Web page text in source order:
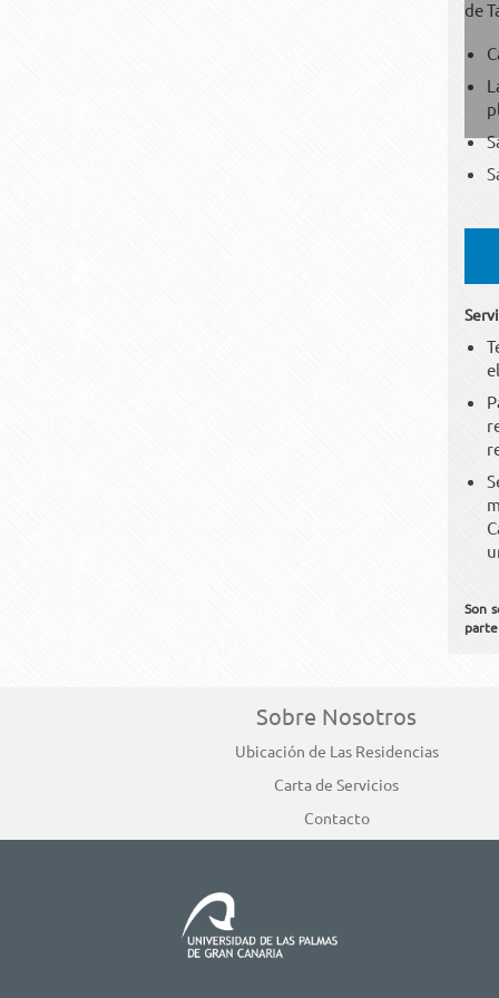
de
Son
Sobre Nosotros
Ubicación de Las Residencias
Carta de Servicios
Contacto